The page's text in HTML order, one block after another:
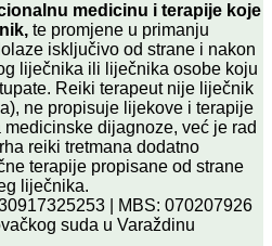
medicinu i terapije koje
te promjene u primanju
isključivo od strane i nakon
liječnika ili liječnika osobe koju
Reiki terapeut nije liječnik
ne propisuje lijekove i terapije
medicinske dijagnoze, već je rad
reiki tretmana dodatno
terapije propisane od strane
liječnika.
30917325253 | MBS: 070207926
suda u Varaždinu